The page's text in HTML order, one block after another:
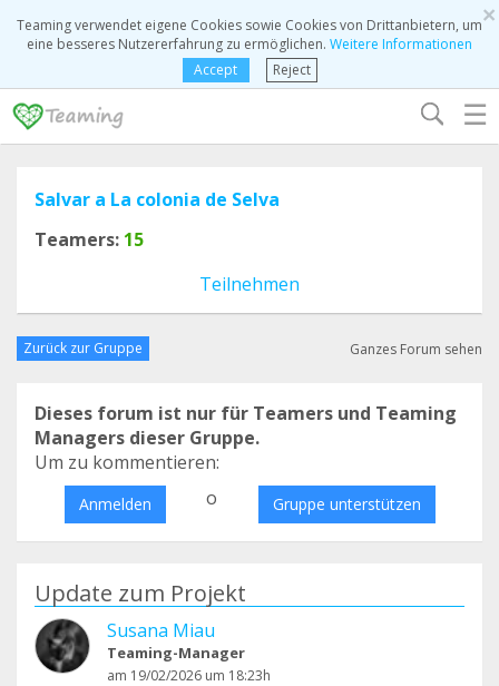
×
Teaming verwendet eigene Cookies sowie Cookies von Drittanbietern, um
eine besseres Nutzererfahrung zu ermöglichen. Weitere Informationen
Accept
Reject
☰
Salvar a La colonia de Selva
Teamers: 15
Teilnehmen
Zurück zur Gruppe Ganzes Forum sehen
Dieses forum ist nur für Teamers und Teaming
Managers dieser Gruppe.
Um zu kommentieren:
Anmelden o Gruppe unterstützen
Update zum Projekt
Susana Miau
Teaming-Manager
am 19/02/2026 um 18:23h